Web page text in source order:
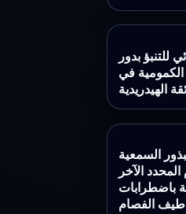
للتنبؤ بدور
الكمومية في
الهيدريدية
السمعية
الآخر
باضطرابات
طيف الفصام